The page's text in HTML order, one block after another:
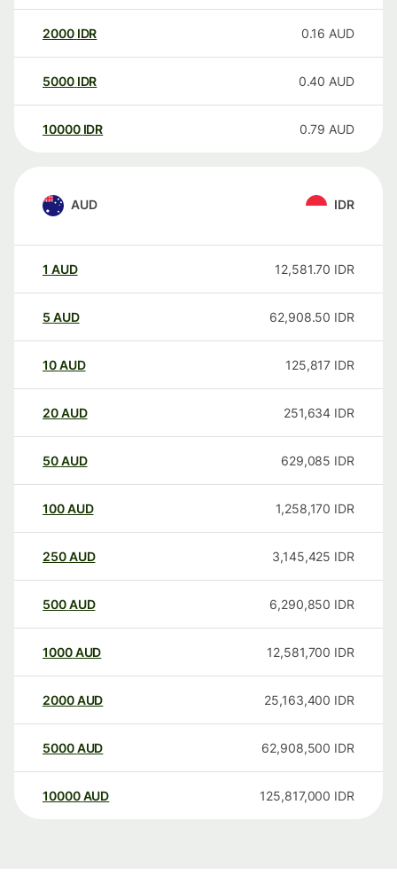
2000 IDR 0.16 AUD
5000 IDR 0.40 AUD
10000 IDR 0.79 AUD
AUD IDR
1 AUD 12,581.70 IDR
5 AUD 62,908.50 IDR
10AUD 125,817 IDR
20AUD 251,634 IDR
50AUD 629,085 IDR
100AUD 1,258,170 IDR
250AUD 3,145,425 IDR
500AUD 6,290,850 IDR
1000AUD 12,581,700 IDR
2000AUD 25,163,400 IDR
5000AUD 62,908,500 IDR
10000 AUD 125,817,000 IDR